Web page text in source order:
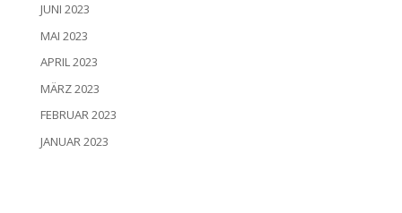
JUNI 2023
MAI 2023
APRIL 2023
MÄRZ 2023
FEBRUAR 2023
JANUAR 2023